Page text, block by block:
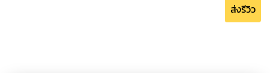
ส่งรีวิว